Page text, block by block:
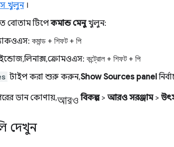
খুলুন।
বোতাম টিপেকমান্ড মেনুখুলুন:
কমান্ড + শিফট+ পি
লিনাক্স, ক্রোমওএস: কন্ট্রোল + শিফট+ পি
টাইপ করা শুরু করুন,Show Sources panel
ডান কোণায়,আরও বিকল্প> আরও সরঞ্জাম>
দেখুন